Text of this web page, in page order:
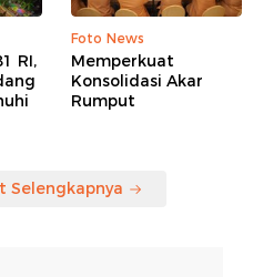
RI,
Foto News
Memperkuat
Konsolidasi Akar
Rumput
Selengkapnya